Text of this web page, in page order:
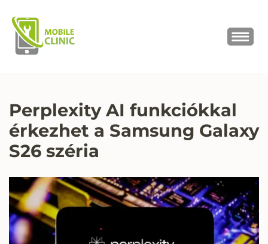
Perplexity AI funkciókkal
érkezhet a Samsung Galaxy
S26 széria